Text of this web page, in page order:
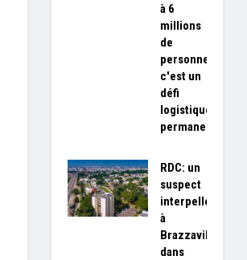
à 6
millions
de
personnes,
c'est un
défi
logistique
permanent»
RDC: un
suspect
interpellé
à
Brazzaville
dans